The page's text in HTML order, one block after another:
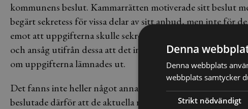
kommunens beslut. Kammarrätten motiverade sitt beslut
begärt sekretess för vissa delar av sitt anbud, men inte för
emot att uppgifterna skulle sekretessbeläggas.
och ansåg utifrån dessa att det inte heller fanns särskild
om uppgifterna lämnades ut.
Det fanns inte heller något annat som tydde för att
beslutade därför att de aktuella referensuppgifterna skulle
Denna
Denna webbplats
webbplats samtycker
Strikt nödvändigt